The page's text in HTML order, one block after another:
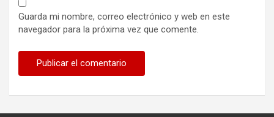
Guarda mi nombre, correo electrónico y web en este
navegador para la próxima vez que comente.